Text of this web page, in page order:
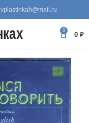
vplastinkah@mail.ru
0
0 ₽